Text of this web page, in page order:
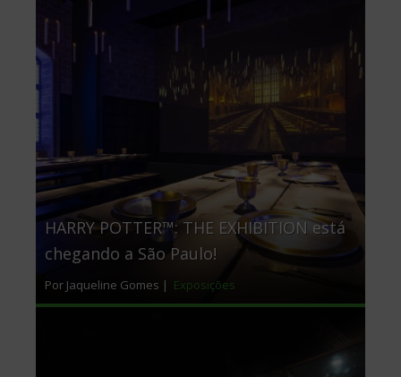
HARRY POTTER™: THE EXHIBITION está
chegando a São Paulo!
Por Jaqueline Gomes | Exposições